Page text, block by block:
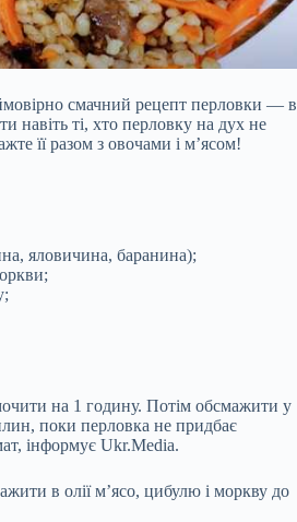
смачний рецепт перловки — в
навіть ті, хто перловку на дух не
її разом з овочами і м’ясом!
яловичина, баранина);
на 1 годину. Потім обсмажити у
поки перловка не придбає
інформує Ukr.Media.
в олії м’ясо, цибулю і моркву до